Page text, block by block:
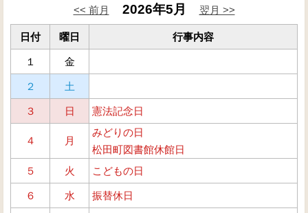
<< 前月 2026年5月 翌月 >>
日付 曜日 行事内容
１ 金
２ 土
３ 日 憲法記念日
４ 月
みどりの日
松田町図書館休館日
５
火 こどもの日
６ 水 振替休日